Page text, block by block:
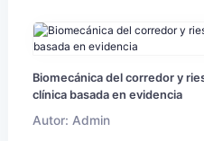
Biomecánica del corredor y
clínica basada en evidencia
Autor: Admin